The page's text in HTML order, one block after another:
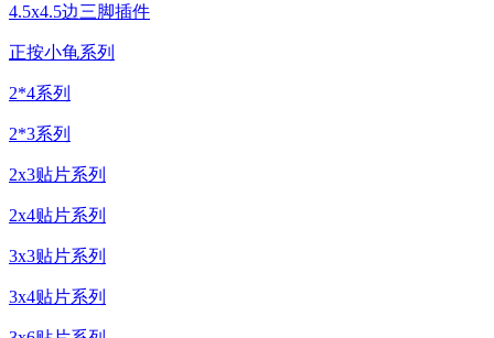
4.5x4.5边三脚插件
正按小龟系列
2*4系列
2*3系列
2x3贴片系列
2x4贴片系列
3x3贴片系列
3x4贴片系列